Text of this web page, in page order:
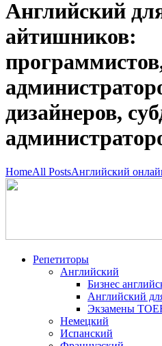
Английский
айтишников:
дизайнеров,
HomeAll PostsАнглийский
Репетиторы
Английский
Бизнес
Английский
Экзамены
Немецкий
Испанский